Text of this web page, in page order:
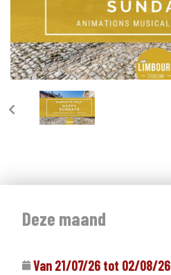
Deze maand
Van 21/07/26 tot 02/08/26